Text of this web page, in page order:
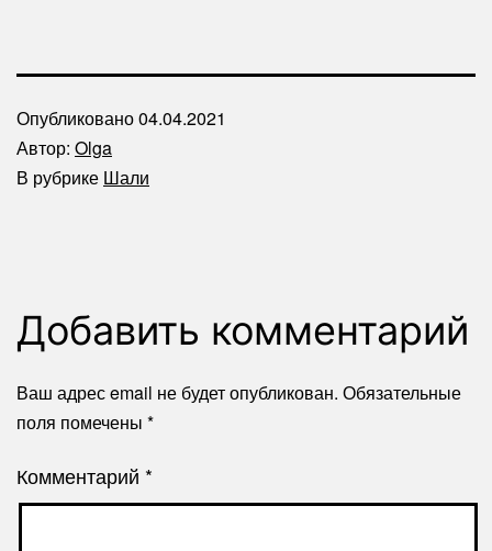
Опубликовано04.04.2021
Автор: Olga
В рубрике Шали
Добавить комментарий
Ваш адрес email не будет опубликован. Обязательные
поля помечены *
Комментарий *